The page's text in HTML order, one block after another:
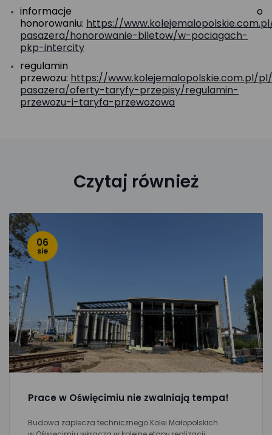
informacje o
honorowaniu: https://
pasazera/honorowanie-biletow/w-pociagach-
pkp-intercity
regulamin
przewozu: https://www.kolejemalopolskie.com.pl/
pasazera/oferty-taryfy-przepisy/regulamin-
przewozu-i-taryfa-przewozowa
Czytaj również
06
sie
Prace w Oświęcimiu nie zwalniają tempa!
Budowa zaplecza technicznego Kolei Małopolskich